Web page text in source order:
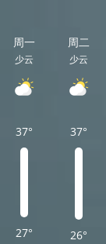
周一
少云
37°
27°
周二
少云
37°
26°